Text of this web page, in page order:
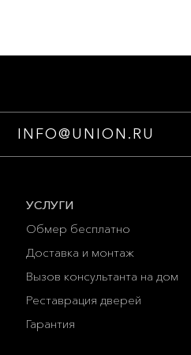
INFO@UNION.RU
УСЛУГИ
Обмер бесплатно
Доставка и монтаж
Вызов консультанта на дом
Реставрация дверей
Гарантия